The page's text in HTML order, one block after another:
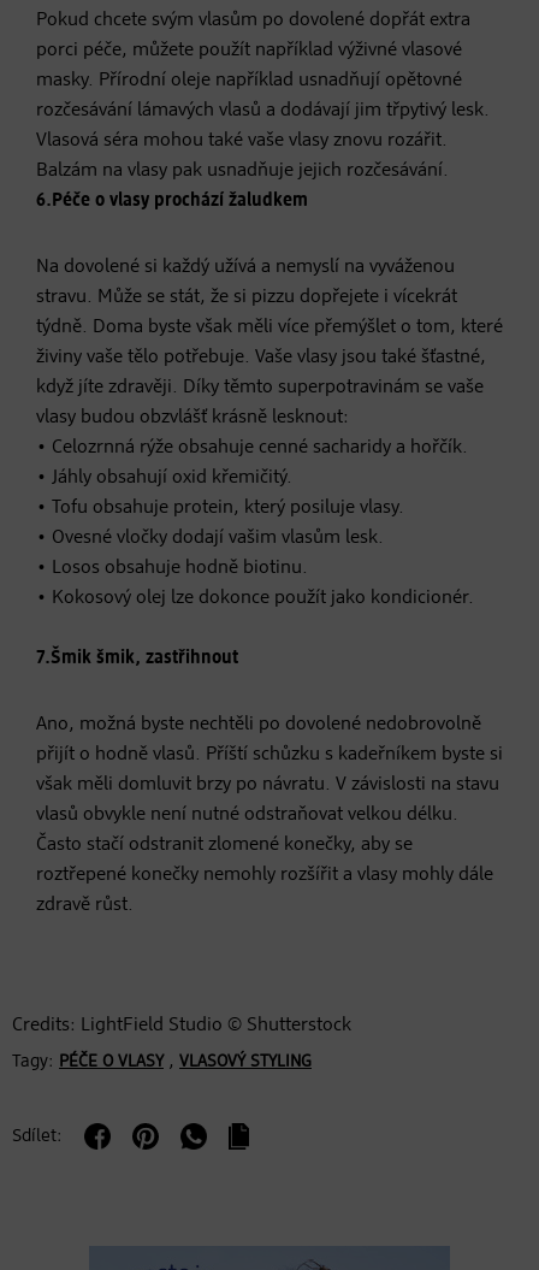
Pokud chcete svým vlasům po dovolené dopřát extra
porci péče, můžete použít například výživné vlasové
masky. Přírodní oleje například usnadňují opětovné
rozčesávání lámavých vlasů a dodávají jim třpytivý lesk.
Vlasová séra mohou také vaše vlasy znovu rozářit.
Balzám na vlasy pak usnadňuje jejich rozčesávání.
6.Péče o vlasy prochází žaludkem
Na dovolené si každý užívá a nemyslí na vyváženou
stravu. Může se stát, že si pizzu dopřejete i vícekrát
týdně. Doma byste však měli více přemýšlet o tom, které
živiny vaše tělo potřebuje. Vaše vlasy jsou také šťastné,
když jíte zdravěji. Díky těmto superpotravinám se vaše
vlasy budou obzvlášť krásně lesknout:
• Celozrnná rýže obsahuje cenné sacharidy a hořčík.
• Jáhly obsahují oxid křemičitý.
• Tofu obsahuje protein, který posiluje vlasy.
• Ovesné vločky dodají vašim vlasům lesk.
• Losos obsahuje hodně biotinu.
• Kokosový olej lze dokonce použít jako kondicionér.
7.Šmik šmik, zastřihnout
Ano, možná byste nechtěli po dovolené nedobrovolně
přijít o hodně vlasů. Příští schůzku s kadeřníkem byste si
však měli domluvit brzy po návratu. V závislosti na stavu
vlasů obvykle není nutné odstraňovat velkou délku.
Často stačí odstranit zlomené konečky, aby se
roztřepené konečky nemohly rozšířit a vlasy mohly dále
zdravě růst.
Credits: LightField Studio © Shutterstock
Tagy: PÉČE O VLASY, VLASOVÝ STYLING
Sdílet: